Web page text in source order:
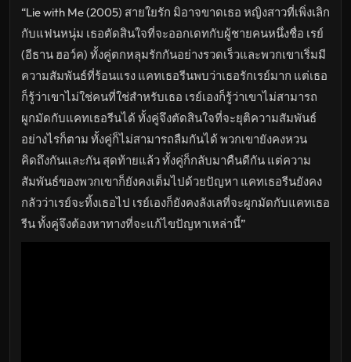
เธอ
ดู
หนัง
ใหม่
พากย์
ไทย
ซับ
ไทย
เต็ม
HD
อัปเดต
ล่าสุด
“Lie with Me (2005) สายใยรัก มิอาจขาดเธอ หญิงสาวที่เพิ่งเลิก
กับแฟนหนุ่ม เธอตัดสินใจที่จะออกเดทกับผู้ชายคนหนึ่งชื่อ เรย์
(อีธาน ฮอว์ค) ทั้งคู่ตกหลุมรักกันอย่างรวดเร็วและพวกเขาเริ่มมี
ความสัมพันธ์ที่ร้อนแรง แคทเธอรีนพบว่าเธอรักเรย์มาก แต่เธอ
ก็รู้ว่าเขาไม่ใช่คนที่ใช่สำหรับเธอ เรย์เองก็รู้ว่าเขาไม่สามารถ
ผูกมัดกับแคทเธอรีนได้ ทั้งคู่จึงตัดสินใจที่จะยุติความสัมพันธ์
อย่างไรก็ตาม ทั้งคู่ก็ไม่สามารถลืมกันได้ พวกเขายังคงหวน
คิดถึงกันและกัน สุดท้ายแล้ว ทั้งคู่ก็กลับมาคืนดีกัน แต่ความ
สัมพันธ์ของพวกเขาก็ยังคงเต็มไปด้วยปัญหา แคทเธอรีนยังคง
กลัวว่าเรย์จะทิ้งเธอไป เรย์เองก็ยังคงลังเลที่จะผูกมัดกับแคทเธอ
รีน ทั้งคู่จึงต้องหาทางที่จะแก้ไขปัญหาเหล่านี้”